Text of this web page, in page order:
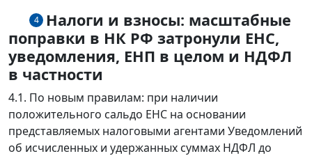
4
Налоги и взносы: масштабные
поправки в НК РФ затронули ЕНС,
уведомления, ЕНП в целом и НДФЛ
в частности
4.1. По новым правилам: при наличии
положительного сальдо ЕНС на основании
представляемых налоговыми агентами Уведомлений
об исчисленных и удержанных суммах НДФЛ до